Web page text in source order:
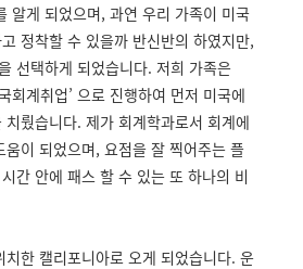
알게 되었으며, 과연 우리 가족이 미국
정착할 수 있을까 반신반의 하였지만,
선택하게 되었습니다. 저희 가족은
회계취업’ 으로 진행하여 먼저 미국에
뤘습니다. 제가 회계학과로서 회계에
움이 되었으며, 요점을 잘 찍어주는 플
간 안에 패스 할 수 있는 또 하나의 비
한 캘리포니아로 오게 되었습니다. 운